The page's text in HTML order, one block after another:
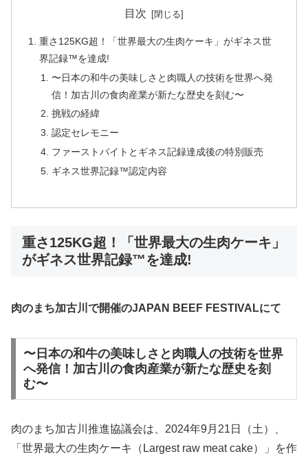
目次
重さ125KG超！「世界最大の生肉ケーキ」がギネス世
界記録™︎を達成!
〜日本の和牛の美味しさと肉職人の技術を世界へ発
信！加古川の食肉産業が新たな歴史を刻む〜
挑戦の経緯
認定セレモニー
ファーストバイトとギネス記録達成後の特別販売
ギネス世界記録™︎認定内容
重さ125KG超！「世界最大の生肉ケーキ」
がギネス世界記録™︎を達成!
肉のまち加古川で開催のJAPAN BEEF FESTIVALにて
〜日本の和牛の美味しさと肉職人の技術を世界
へ発信！加古川の食肉産業が新たな歴史を刻
む〜
肉のまち加古川推進協議会は、2024年9月21日（土）、
「世界最大の生肉ケーキ（Largest raw meat cake）」を作